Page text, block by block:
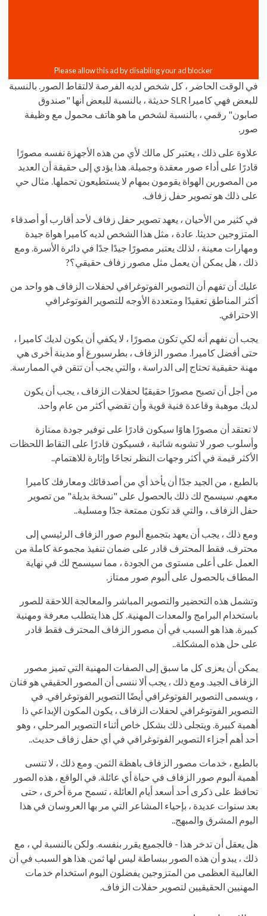
في الوقت الحاضر ، كل شخص لديه الفرصة لالتقاط الصور. بالنسبة
للبعض فهي كاميرا SLR حديثة ، بالنسبة للبعض أنها "صندوق
صابون" رقمي ، بالنسبة لشخص ما هو هاتف محمول مع وظيفة
صور.
علاوة على ذلك ، يعتبر كل مالك لأي من هذه الأجهزة نفسه مصورًا
قادرًا على أداء صور معقدة وجميلة. هذا يؤدي إلى حقيقة أن العديد
من المصورين الهواة يقومون بمهام لا يستطيعون تحملها. مثال حي
على ذلك هو تصوير حفل زفاف.
في كثير من الأحيان ، يعهد تصوير حفل زفاف لأحد أقارب أو أصدقاء
المتزوجين حديثا. عادة ، مثل هذا الشخص لديه كاميرا هواة جيدة
ومهارات معينة ، لذلك يعتبر مصورًا جيدًا جدًا في دائرة الأسرة. ومع
ذلك ، هل يمكن أن يعمل مثل مصور زفاف حقيقي؟?
عليك أن تفهم أن التصوير الفوتوغرافي لحفلات الزفاف هو واحد من
أكثر المناطق تعقيدًا ومتعددة الأوجه للتصوير الفوتوغرافي
الاحترافي.
يجب أن نفهم أنه لكي تكون مصورًا ، لا يكفي أن يكون لديك كاميرا ،
حتى أفضل كاميرا. مصور الزفاف ، بطرسبورغ أو مدينة أخرى هي
مهنة حقيقية تحتاج إلى الدراسة ، والتي يجب أن تتقن في الممارسة.
من أجل أن تصبح مصورًا حقيقيًا لحفلات الزفاف ، يجب أن يكون
لديك موهبة وقاعدة فنية قوية وأن تقضي أكثر من عام واحد.
لا تعتقد أن مصورًا هاوًا سيكون قادرًا على توفير جودة ممتازة
وأسلوب صور لا تشوبه شائبة ، فسيكون قادرًا على التقاط اللحظات
الأكثر قيمة في أكثر وجهات النظر نجاحًا وإثارة للاهتمام..
بالطبع ، من الجيد جدًا أن يأخذ أي من أصدقائك ومعارفك كاميرا
معهم. سيسمح لك ذلك بالحصول على "نسخة بديلة" من تصوير
حفل الزفاف ، والتي قد تكون ممتعة جدًا ومسلية..
ومع ذلك ، يجب أن يعهد بتجميع ألبوم صور الزفاف الرئيسي إلى
محترف. فقط المحترف قادر على ضمان تنفيذ مجموعة كاملة من
العمل على أعلى مستوى من الجودة ، مما سيسمح لك في نهاية
المطاف بالحصول على ألبوم صور ممتاز.
وتشمل هذه التحضير والتصوير المباشر والمعالجة اللاحقة للصور
باستخدام البرامج والمعدات المهنية. كل هذا يتطلب معرفة ومهنية
كبيرة. هذا هو السبب في أن مصور الزفاف المحترف فقط قادر
على حل هذه المشكلة..
يمكن أن يعزى كل ما سبق إلى الصفات المهنية التي تميز مصور
الزفاف الجيد. ومع ذلك ، يجب ألا ننسى أن المصور الحقيقي هو فنان
، ويسمى التصوير الفوتوغرافي أيضًا التصوير الفوتوغرافي. في
التصوير الفوتوغرافي لحفلات الزفاف ، يكون المكون الإبداعي ذا
أهمية كبيرة. ويتجلى ذلك بشكل خاص أثناء التصوير المرحلي ، وهو
أحد أهم أجزاء التصوير الفوتوغرافي في أي حفل زفاف حديث..
بالطبع ، خدمات مصور الزفاف باهظة الثمن. ومع ذلك ، لا تنسى
أهمية ألبوم صور الزفاف في حياة أي عائلة. في الواقع ، هذه الصور
تحافظ على ذكرى أحد أسعد أيام العائلة ، تسمح مرة أخرى ، حتى
بعد سنوات عديدة ، بإحياء المشاعر التي مر بها العروسان في هذا
اليوم المشرق والمبهج..
هل يعقل أن تدخر هذا - فالجميع يقرر بنفسه. ولكن بالنسبة لي ، مع
ذلك ، يبدو أن هذه الصور ببساطة ليس لها ثمن. هذا هو السبب في أن
الغالبية العظمى من المتزوجين يفضلون اليوم استخدام خدمات
المهنيين الحقيقيين لتصوير حفلات الزفاف.